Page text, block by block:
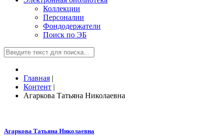
Коллекции
Персоналии
Фондодержатели
Поиск по ЭБ
Главная |
Контент |
Агаркова Татьяна Николаевна
Агаркова Татьяна Николаевна